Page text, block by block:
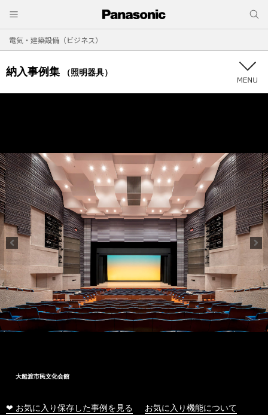
電気・建築設備（ビジネス）
納入事例集 （照明器具）
大船渡市民文化会館
❤ お気に入り保存した事例を見る お気に入り機能について